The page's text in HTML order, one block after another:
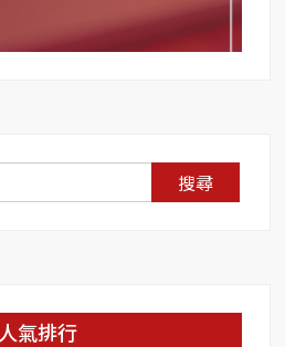
尋
人氣排行